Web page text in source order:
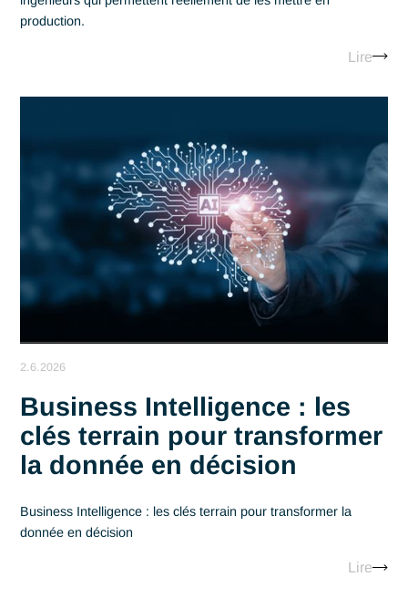
Learning Engineer ne suffit
ingénieurs qui permettent réellement de les mettre en
production.